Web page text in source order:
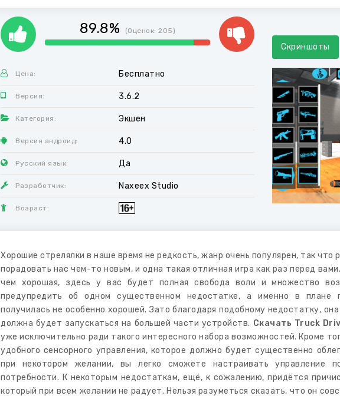
89.8% (Оценок:205)
Цена: Бесплатно
Версия: 3.6.2
Категория: Экшен
Версия андроид: 4.0
Русский язык: Да
Разработчик: Naxeex Studio
Возраст:
Скриншоты
Хорошие стрелялки в наше время не редкость, жанр очень популярен, так что
порадовать нас чем-то новым, и одна такая отличная игра как раз перед
чем хорошая, здесь у вас будет полная свобода воли и множество
предупредить об одном существенном недостатке, а именно в плане
получилась не особенно хорошей. Зато благодаря подобному недостатку,
должна будет запускаться на большей части устройств. Скачать Truck
уже исключительно ради такого интересного набора возможностей. Кроме
удобного сенсорного управления, которое должно будет существенно
при некотором желании, вы легко сможете настраивать управление
потребности. К некоторым недостаткам, ещё, к сожалению, придётся
который при всем желании не радует. Нельзя разуметься сказать, что он